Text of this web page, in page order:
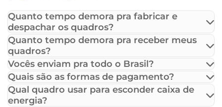
Quanto tempo demora pra fabricar e
despachar os quadros?
Quanto tempo demora pra receber meus
quadros?
Vocês enviam pra todo o Brasil?
Quais são as formas de pagamento?
Qual quadro usar para esconder caixa de
energia?